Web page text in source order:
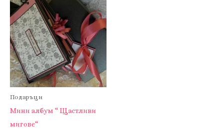
Подаръци
Мини албум “ Щастливи
мигове“